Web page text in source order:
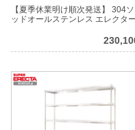
【夏季休業明け順次発送】 304ソ
ッドオールステンレス エレクタ
46.1cmx高さ219.7cm PSポール
カスト・アジャストボルト付 5段